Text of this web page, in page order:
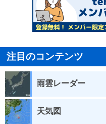
注目のコンテンツ
雨雲レーダー
天気図